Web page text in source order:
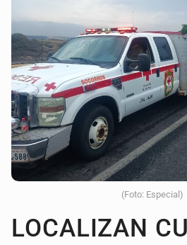
(Foto: Especial)
LOCALIZAN